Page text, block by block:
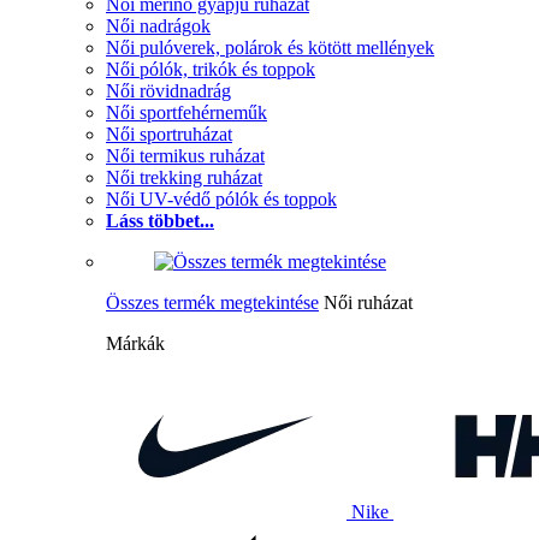
Női merinó gyapjú ruházat
Női nadrágok
Női pulóverek, polárok és kötött mellények
Női pólók, trikók és toppok
Női rövidnadrág
Női sportfehérneműk
Női sportruházat
Női termikus ruházat
Női trekking ruházat
Női UV-védő pólók és toppok
Láss többet...
Összes termék megtekintése Női ruházat
Márkák
Nike